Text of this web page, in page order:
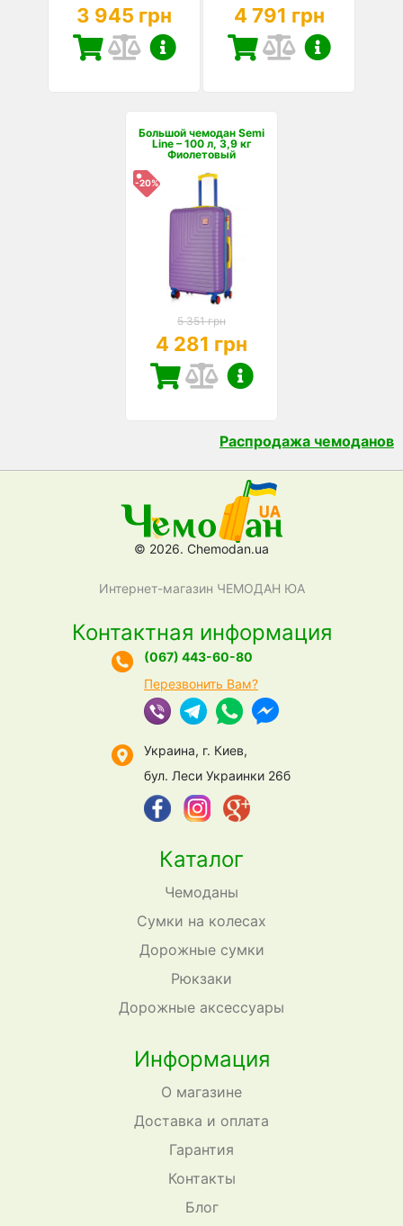
3 945 грн 4 791 грн
Большой чемодан Semi
Line – 100 л, 3,9 кг
Фиолетовый
-20%
5 351 грн
4 281 грн
Распродажа чемоданов
© 2026. Chemodan.ua
Интернет-магазин ЧЕМОДАН ЮА
Каталог
Чемоданы
Сумки на колесах
Дорожные сумки
Рюкзаки
Дорожные аксессуары
Информация
О магазине
Доставка и оплата
Гарантия
Контакты
Блог
Контактная информация
(067) 443-60-80
Перезвонить Вам?
Украина, г. Киев,
бул. Леси Украинки 26б